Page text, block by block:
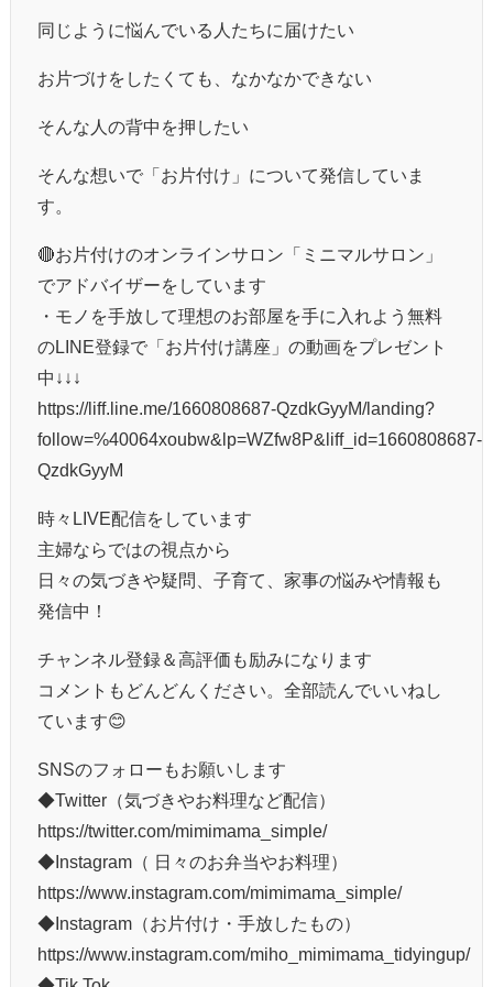
同じように悩んでいる人たちに届けたい
お片づけをしたくても、なかなかできない
そんな人の背中を押したい
そんな想いで「お片付け」について発信していま
す。
🔴お片付けのオンラインサロン「ミニマルサロン」
でアドバイザーをしています
・モノを手放して理想のお部屋を手に入れよう無料
のLINE登録で「お片付け講座」の動画をプレゼント
中↓↓↓
https://liff.line.me/1660808687-QzdkGyyM/landing?
follow=%40064xoubw&lp=WZfw8P&liff_id=1660808687-
QzdkGyyM
時々LIVE配信をしています
主婦ならではの視点から
日々の気づきや疑問、子育て、家事の悩みや情報も
発信中！
チャンネル登録＆高評価も励みになります
コメントもどんどんください。全部読んでいいねし
ています😊
SNSのフォローもお願いします
◆Twitter（気づきやお料理など配信）
https://twitter.com/mimimama_simple/
◆Instagram（ 日々のお弁当やお料理）
https://www.instagram.com/mimimama_simple/
◆Instagram（お片付け・手放したもの）
https://www.instagram.com/miho_mimimama_tidyingup/